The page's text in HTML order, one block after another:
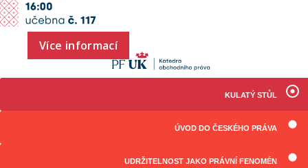
KULATÝ STŮL
ÚVOD DO ČESKÉHO PRÁVA
UDRŽITELNOST JAKO PRÁVNÍ FENOMÉN
Více informací